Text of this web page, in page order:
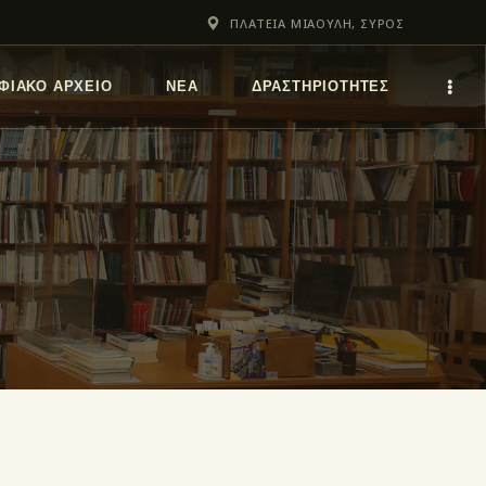
ΠΛΑΤΕΙΑ ΜΙΑΟΥΛΗ, ΣΥΡΟΣ
ΑΡΧΕΊΟ ΝΕΑ ΔΡΑΣΤΗΡΙΟΤΗΤΕΣ